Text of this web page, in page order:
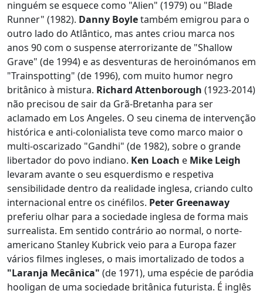
ninguém se esquece como "Alien" (1979) ou "Blade
Runner" (1982). Danny Boyletambém emigrou para o
outro lado do Atlântico, mas antes criou marca nos
anos 90 com o suspense aterrorizante de "Shallow
Grave" (de 1994) e as desventuras de heroinómanos em
"Trainspotting" (de 1996), com muito humor negro
britânico à mistura. Richard Attenborough (1923-2014)
não precisou de sair da Grã-Bretanha para ser
aclamado em Los Angeles. O seu cinema de intervenção
histórica e anti-colonialista teve como marco maior o
multi-oscarizado "Gandhi" (de 1982), sobre o grande
libertador do povo indiano. Ken Loach e Mike Leigh
levaram avante o seu esquerdismo e respetiva
sensibilidade dentro da realidade inglesa, criando culto
internacional entre os cinéfilos. Peter Greenaway
preferiu olhar para a sociedade inglesa de forma mais
surrealista. Em sentido contrário ao normal, o norte-
americano Stanley Kubrick veio para a Europa fazer
vários filmes ingleses, o mais imortalizado de todos a
"Laranja Mecânica" (de 1971), uma espécie de paródia
hooligan de uma sociedade britânica futurista. É inglês